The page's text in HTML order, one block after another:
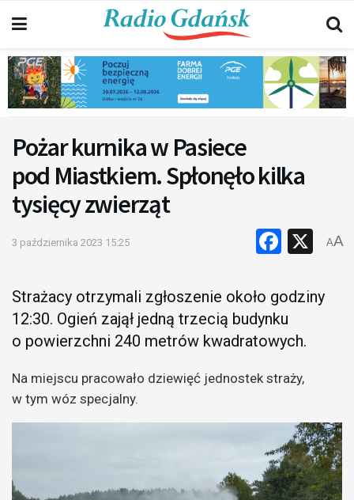
Pożar kurnika w Pasiece
pod Miastkiem. Spłonęło kilka
tysięcy zwierząt
3 października 2023 15:25 X
AA
Strażacy otrzymali zgłoszenie około godziny
12:30. Ogień zajął jedną trzecią budynku
o powierzchni 240 metrów kwadratowych.
Na miejscu pracowało dziewięć jednostek straży,
w tym wóz specjalny.